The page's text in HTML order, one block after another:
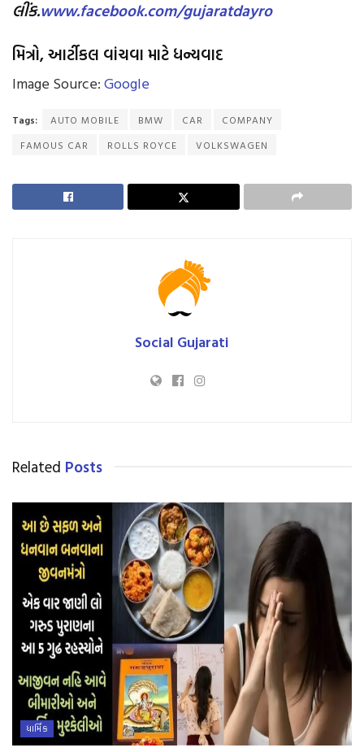
લીંક.www.facebook.com/gujaratdayro
મિત્રો,આર્ટીકલ વાંચવા માટે ધન્યવાદ
Image Source:Google
Tags: AUTO MOBILE BMW CAR
COMPANY
FAMOUS CAR
ROLLS ROYCE VOLKSWAGEN
Social Gujarati
Related Posts
ધાર્મિક